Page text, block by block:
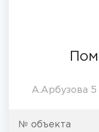
А.Арбузова